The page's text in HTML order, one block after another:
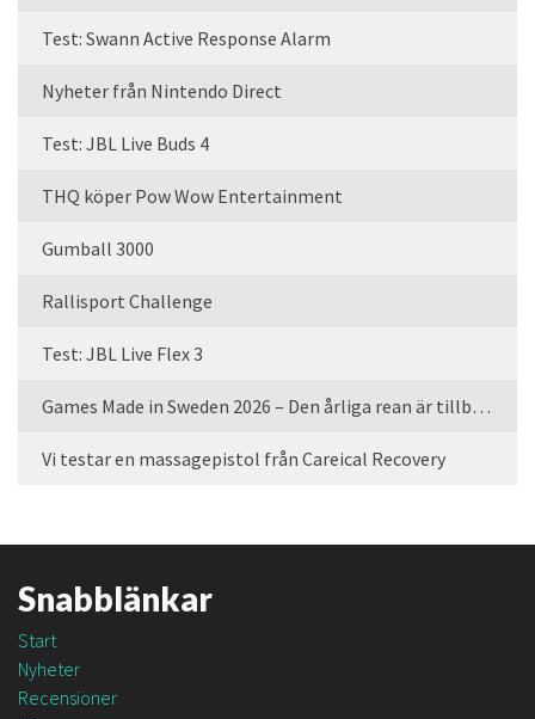
Test: Swann Active Response Alarm
Nyheter från Nintendo Direct
Test: JBL Live Buds 4
THQ köper Pow Wow Entertainment
Gumball 3000
Rallisport Challenge
Test: JBL Live Flex 3
Games Made in Sweden 2026 – Den årliga rean är tillbaka
Vi testar en massagepistol från Careical Recovery
Snabblänkar
Start
Nyheter
Recensioner